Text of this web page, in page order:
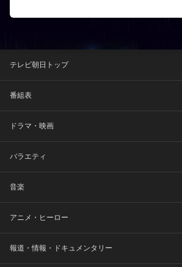
テレビ朝日トップ
番組表
ドラマ・映画
バラエティ
音楽
アニメ・ヒーロー
報道・情報・ドキュメンタリー